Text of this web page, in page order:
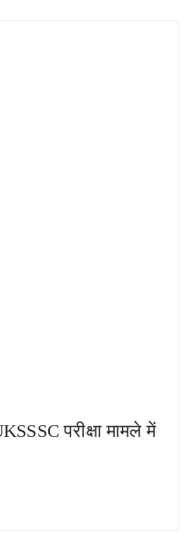
परीक्षा मामले में